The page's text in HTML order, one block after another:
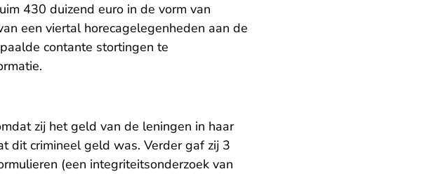
430 duizend euro in de vorm van
een viertal horecagelegenheden aan de
contante stortingen te
zij het geld van de leningen in haar
dit crimineel geld was. Verder gaf zij 3
(een integriteitsonderzoek van